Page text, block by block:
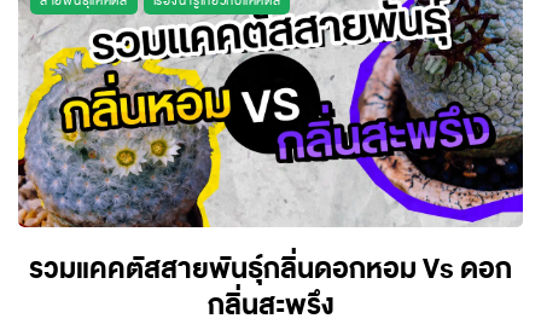
รวมแคคตัสสายพันธุ์กลิ่นดอกหอม Vs ดอก
กลิ่นสะพรึง